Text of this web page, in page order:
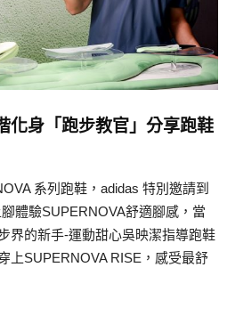
化身「跑步教官」分享跑鞋
系列跑鞋，adidas 特別邀請到
體驗SUPERNOVA舒適腳感，當
界的新手-運動甜心吳映潔指導跑鞋
上SUPERNOVA RISE，感受最舒